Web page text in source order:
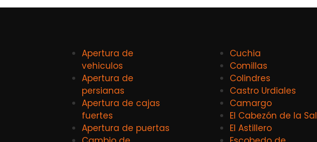
Apertura de
vehiculos
Apertura de
persianas
Apertura de cajas
fuertes
Apertura de puertas
Cuchia
Comillas
Colindres
Castro Urdiales
Camargo
El Cabezón de la Sal
El Astillero